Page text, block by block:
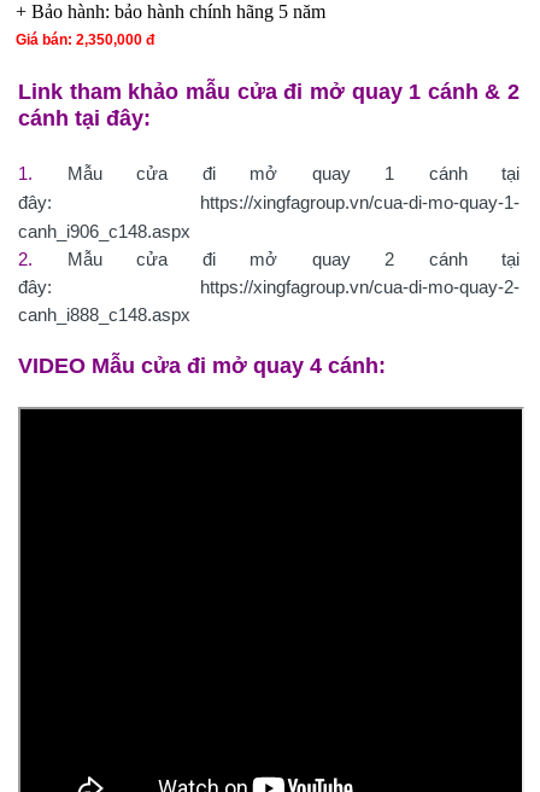
+ Bảo hành: bảo hành chính hãng 5 năm
Giá bán: 2,350,000 đ
Link tham khảo mẫu cửa đi mở quay 1 cánh & 2
cánh tại đây:
1.
Mẫu cửa đi mở quay 1 cánh tại
đây:
https://xingfagroup.vn/cua-di-mo-quay-1-
canh_i906_c148.aspx
2.
Mẫu cửa đi mở quay 2 cánh tại
đây:
https://xingfagroup.vn/cua-di-mo-quay-2-
canh_i888_c148.aspx
VIDEO Mẫu cửa đi mở quay 4 cánh: